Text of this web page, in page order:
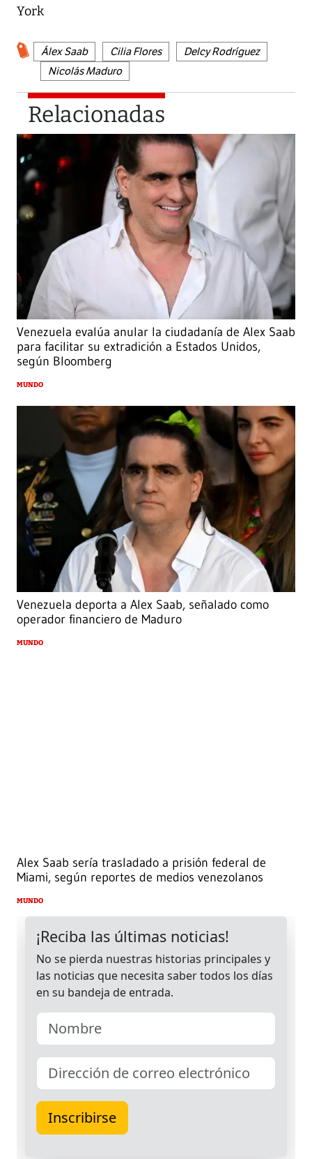
York
Álex Saab Cilia Flores
Delcy Rodríguez
Nicolás Maduro
Relacionadas
Venezuela evalúa anular la ciudadanía de Alex Saab
para facilitar su extradición a Estados Unidos,
según Bloomberg
MUNDO
Venezuela deporta a Alex Saab, señalado como
operador financiero de Maduro
MUNDO
Alex Saab sería trasladado a prisión federal de
Miami, según reportes de medios venezolanos
MUNDO